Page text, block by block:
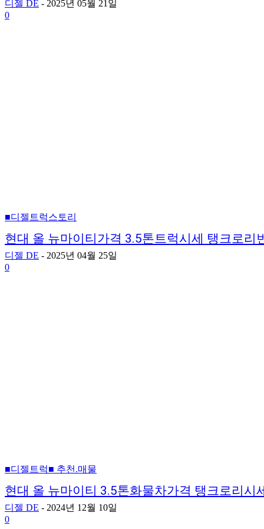
디젤 DE - 2025년 05월 21일
0
■디젤트럭스토리
현대 올 뉴마이티가격 3.5톤트럭시세 탱크로리
디젤 DE - 2025년 04월 25일
0
■디젤트럭■ 추천.매물
현대 올 뉴마이티 3.5톤화물차가격 탱크로리시
디젤 DE - 2024년 12월 10일
0